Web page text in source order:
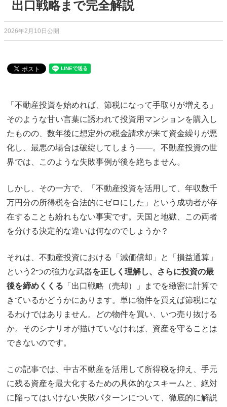
出口戦略まで完全解説
2026年2月10日公開
「不動産投資を始めれば、節税になって手取りが増える」
そのような甘い言葉に誘われて投資用マンションを購入し
たものの、数年後に想定外の税金請求が来て資金繰りが悪
化し、最悪の場合は破綻してしまう――。不動産投資の世
界では、このような失敗事例が後を絶ちません。
しかし、その一方で、「不動産投資を活用して、年収数千
万円分の所得税を合法的にゼロにした」という成功者が存
在することも紛れもない事実です。天国と地獄、この両者
を分ける決定的な違いは何なのでしょうか？
それは、不動産投資における「減価償却」と「損益通算」
という2つの強力な武器を正しく理解し、さらに投資の最
後を締めくくる 「出口戦略（売却）」までを緻密に計算で
きているかどうかにあります。単に物件を買えば節税にな
るわけではありません。どの物件を買い、いつ売り抜ける
か。そのシナリオが描けていなければ、資産を守ることは
できないのです。
この記事では、中古不動産を活用して所得税を抑え、手元
に残る資産を最大化するための具体的なスキームと、絶対
に陥ってはいけない失敗パターンについて、徹底的に解説